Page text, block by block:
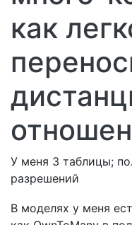
как
У меня 3 таблицы;
разрешений
В моделях у меня